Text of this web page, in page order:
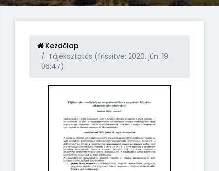
Kezdőlap
Tájékoztatás (frissítve: 2020. jún. 19.
06:47)